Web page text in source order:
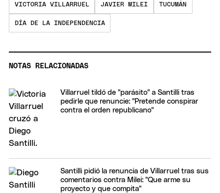
VICTORIA VILLARRUEL JAVIER MILEI TUCUMÁN
DÍA DE LA INDEPENDENCIA
NOTAS RELACIONADAS
Villarruel tildó de "parásito" a Santilli tras
pedirle que renuncie: "Pretende conspirar
contra el orden republicano"
Santilli pidió la renuncia de Villarruel tras sus
comentarios contra Milei: "Que arme su
proyecto y que compita"